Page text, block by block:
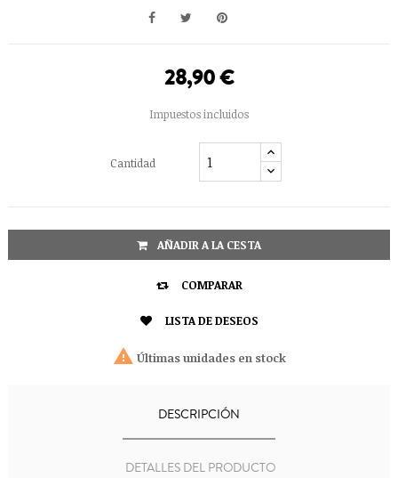
28,90 €
Impuestos incluidos
Cantidad
AÑADIR A LA CESTA
 COMPARAR
 LISTA DE DESEOS
 Últimas unidades en stock
DESCRIPCIÓN
DETALLES DEL PRODUCTO